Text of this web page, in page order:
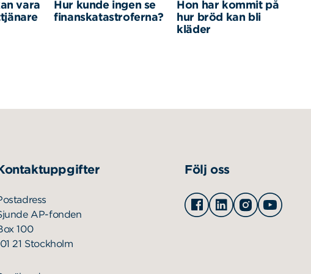
vara
Hur kunde ingen se
finanskatastroferna?
Hon har kommit på
hur bröd kan bli
kläder
AP-fonden
100
21 Stockholm
Följ oss
Facebook
LinkedinInstagram